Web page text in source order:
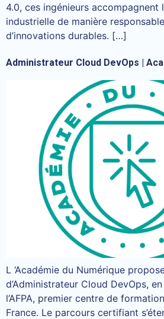
4.0, ces ingénieurs accompagnent
industrielle de manière
d’innovations durables. […]
Administrateur Cloud DevOps |
L ‘Académie du Numérique
d’Administrateur Cloud DevOps,
l’AFPA, premier centre de
France. Le parcours certifiant